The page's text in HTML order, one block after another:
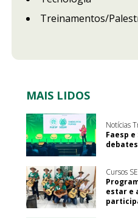
Treinamentos/
MAIS LIDOS
Notícias
Faesp
Cursos
estar e